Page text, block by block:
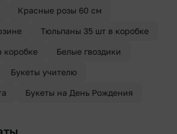
Красные розы 60 см
Тюльпаны 35 шт в коробке
коробке Белые гвоздики
Букеты учителю
Букеты на День Рождения